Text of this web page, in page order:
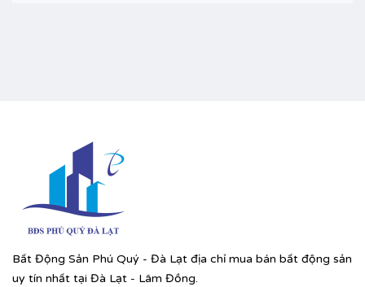
Bất Động Sản Phú Quý - Đà Lạt địa chỉ mua bán bất động sản
uy tín nhất tại Đà Lạt - Lâm Đồng.